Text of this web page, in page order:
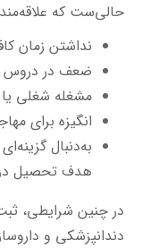
حالی‌ست که
نداشتن زمان
ضعف در دروس
مشغله شغلی یا
انگیزه برای
به‌دنبال
هدف تحصیل
در چنین شرایطی،
دندانپزشکی و